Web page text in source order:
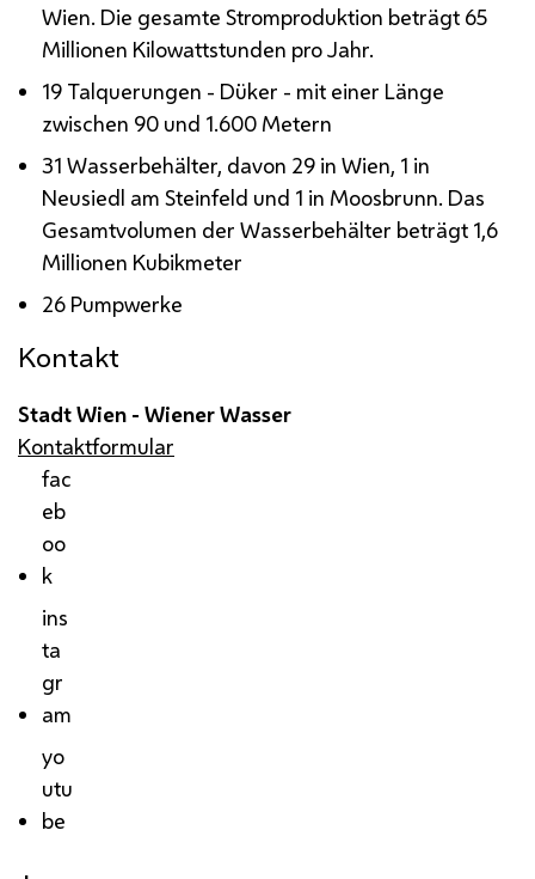
Wien. Die gesamte Stromproduktion beträgt 65
Millionen Kilowattstunden pro Jahr.
19 Talquerungen - Düker - mit einer Länge
zwischen 90 und 1.600 Metern
31 Wasserbehälter, davon 29 in Wien, 1 in
Neusiedl am Steinfeld und 1 in Moosbrunn. Das
Gesamtvolumen der Wasserbehälter beträgt 1,6
Millionen Kubikmeter
26 Pumpwerke
Kontakt
Stadt Wien - Wiener Wasser
Kontaktformular
fac
eb
oo
k
ins
ta
gr
am
yo
utu
be